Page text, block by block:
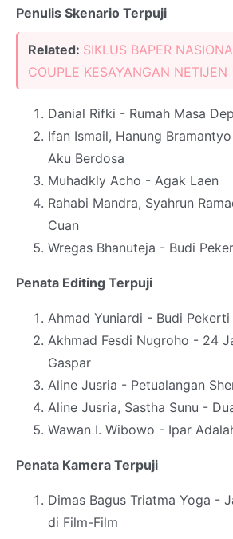
Penulis Skenario Terpuji
Related: SIKLUS BAPER
COUPLE KESAYANGAN NETIJEN
Danial Rifki - Rumah Masa
Ifan Ismail, Hanung
Aku Berdosa
Muhadkly Acho - Agak Laen
Rahabi Mandra, Syahrun
Cuan
Wregas Bhanuteja - Budi
Penata Editing Terpuji
Ahmad Yuniardi - Budi Pekerti
Akhmad Fesdi Nugroho - 24
Gaspar
Aline Jusria - Petualangan
Aline Jusria, Sastha Sunu -
Wawan I. Wibowo - Ipar
Penata Kamera Terpuji
Dimas Bagus Triatma Yoga -
di Film-Film